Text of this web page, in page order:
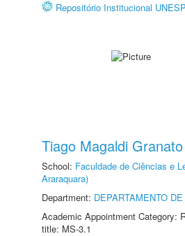
Repositório Institucional UNESP
Tiago Magaldi
School: Faculdade de Ciências e
Araraquara)
Department: DEPARTAMENTO
Academic Appointment Category:
title: MS-3.1